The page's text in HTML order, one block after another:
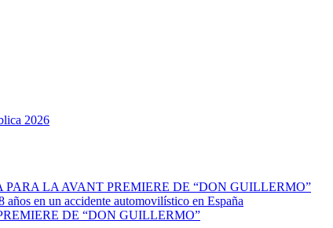
2026
LA AVANT PREMIERE DE “DON GUILLERMO”
en un accidente automovilístico en España
DE “DON GUILLERMO”